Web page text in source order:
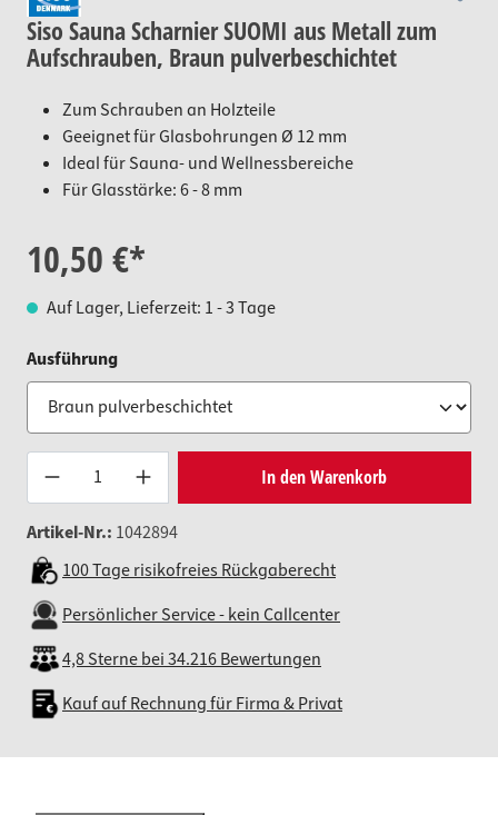
Siso Sauna Scharnier SUOMI aus Metall zum
Aufschrauben, Braun pulverbeschichtet
Zum Schrauben an Holzteile
Geeignet für Glasbohrungen Ø 12 mm
Ideal für Sauna- und Wellnessbereiche
Für Glasstärke: 6 - 8 mm
10,50 €*
Auf Lager, Lieferzeit: 1 - 3 Tage
Ausführungauswählen
Produkt Anzahl: Gib den
In den Warenkorb
Artikel-Nr.: 1042894
100 Tage risikofreies Rückgaberecht
Persönlicher Service - kein Callcenter
4,8 Sterne bei 34.216 Bewertungen
Kauf auf Rechnung für Firma & Privat